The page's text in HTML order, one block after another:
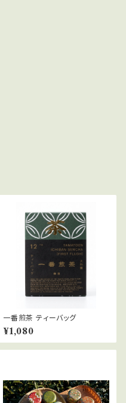
一番煎茶 ティーバッグ
¥1,080